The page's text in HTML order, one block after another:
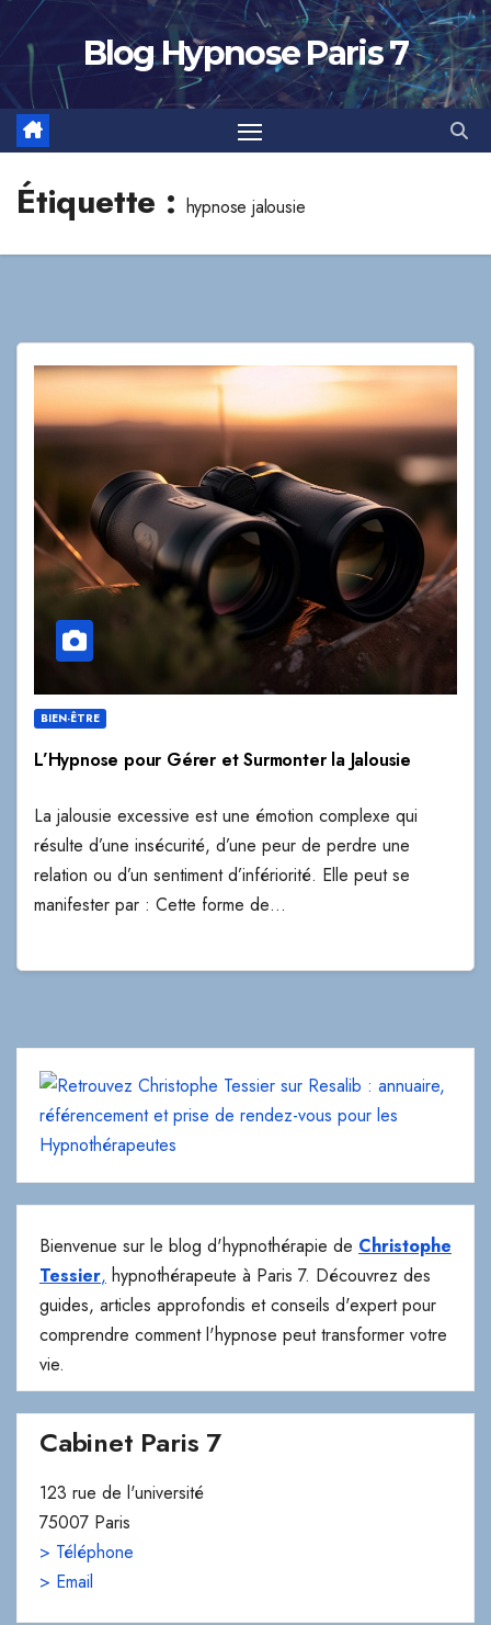
Skip
content
Blog Hypnose Paris 7
Étiquette : hypnose jalousie
BIEN-ÊTRE
L’Hypnose pour Gérer et Surmonter la Jalousie
La jalousie excessive est une émotion complexe qui
résulte d’une insécurité, d’une peur de perdre une
relation ou d’un sentiment d’infériorité. Elle peut se
manifester par : Cette forme de…
Bienvenue sur le blog d'hypnothérapie de Christophe
Tessier, hypnothérapeute à Paris 7. Découvrez des
guides, articles approfondis et conseils d'expert pour
comprendre comment l'hypnose peut transformer votre
vie.
Cabinet Paris 7
123 rue de l'université
75007 Paris
> Téléphone
> Email